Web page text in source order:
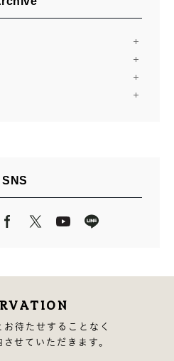
SNS
待たせすることなく
させていただきます。